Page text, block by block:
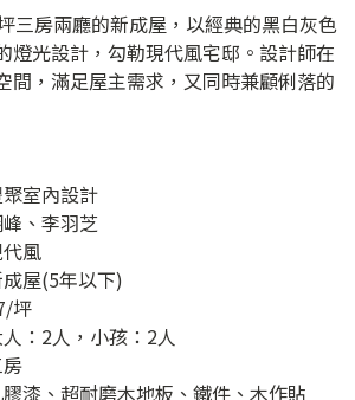
三房兩廳的新成屋，以經典的黑白灰色
燈光設計，勾勒現代風宅邸。設計師在
間，滿足屋主需求，又同時兼顧俐落的
室內設計
、李羽芝
風
屋(5年以下)
坪
：2人，小孩：2人
漆、超耐磨木地板、鐵件、木作貼